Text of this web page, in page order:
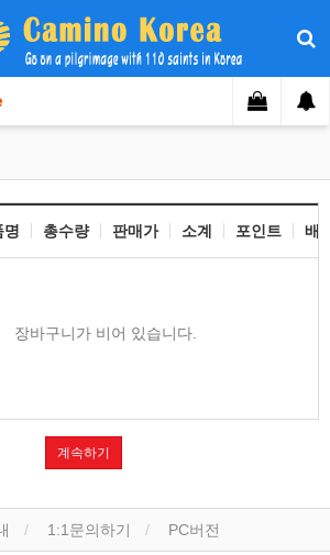
명 총수량 판매가 소계 포인트 배
장바구니가 비어 있습니다.
계속하기
1:1문의하기 PC버전